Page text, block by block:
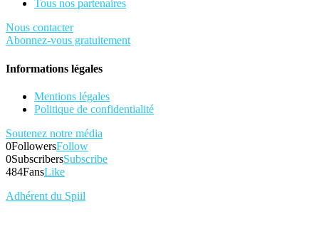
Tous nos partenaires
Nous contacter
Abonnez-vous gratuitement
Informations légales
Mentions légales
Politique de confidentialité
Soutenez notre média
0FollowersFollow
0SubscribersSubscribe
484FansLike
Adhérent du Spiil